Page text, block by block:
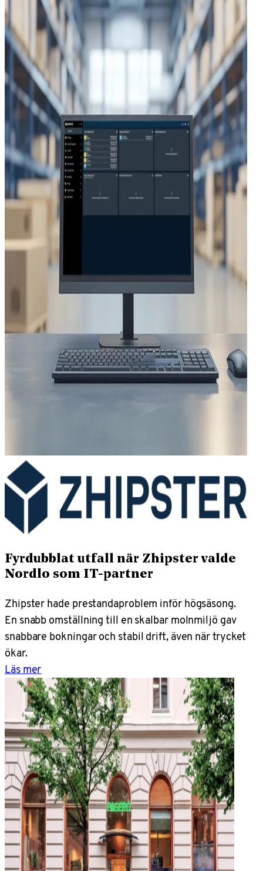
Fyrdubblat utfall när Zhipster valde
Nordlo som IT-partner
Zhipster hade prestandaproblem inför högsäsong.
En snabb omställning till en skalbar molnmiljö gav
snabbare bokningar och stabil drift, även när trycket
ökar.
Läs mer